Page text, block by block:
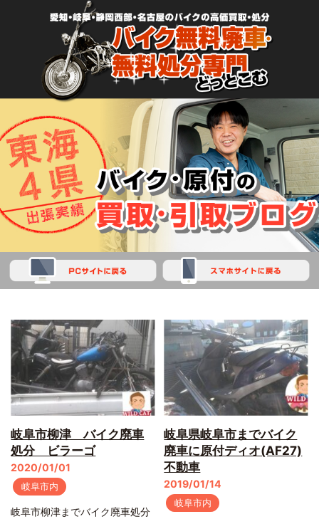
岐阜市柳津 バイク廃車
処分 ビラーゴ
2020/01/01
岐阜市内
岐阜市柳津までバイク廃車処分
岐阜県岐阜市までバイク
廃車に原付ディオ(AF27)
不動車
2019/01/14
岐阜市内